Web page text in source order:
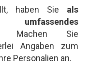
haben Sie als
Machen Sie
Angaben zum
Personalien an.